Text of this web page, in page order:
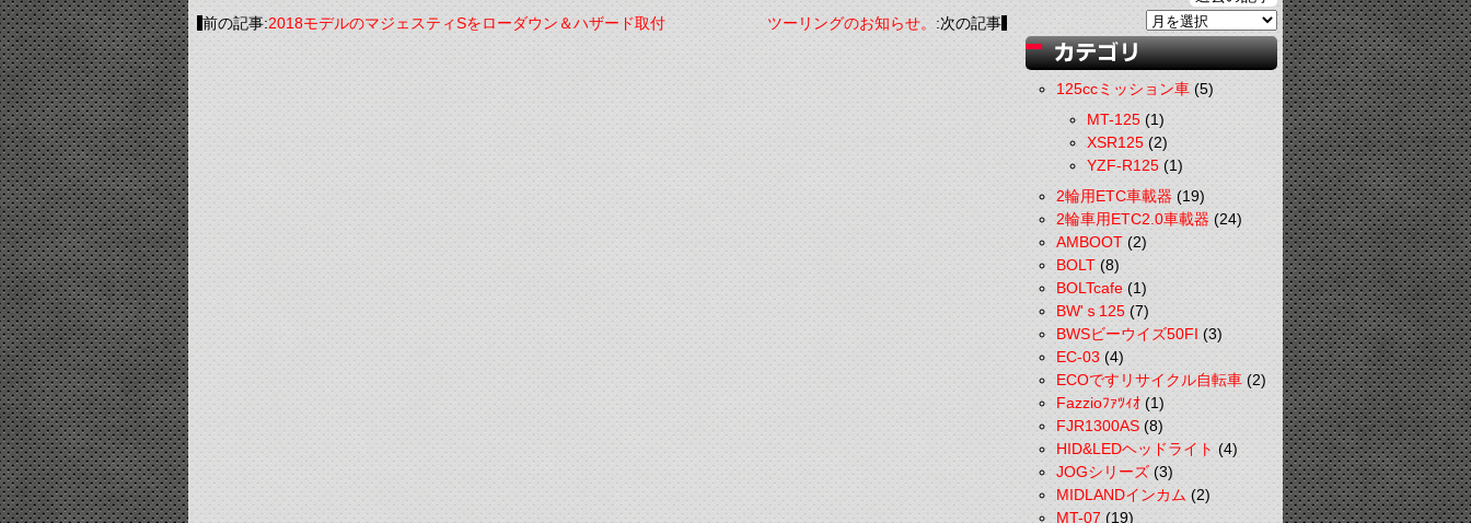
前の記事:2018モデルのマジェスティSをローダウン＆ハザード取付 ツーリングのお知らせ。:次の記事
125ccミッション車(5)
MT-125(1)
XSR125(2)
YZF-R125(1)
2輪用ETC車載器(19)
2輪車用ETC2.0車載器(24)
AMBOOT(2)
BOLT(8)
BOLTcafe(1)
BW'ｓ125(7)
BWSビーウイズ50FI(3)
EC-03(4)
ECOですリサイクル自転車(2)
Fazzioﾌｧﾂｨｵ(1)
FJR1300AS(8)
HID&LEDヘッドライト(4)
JOGシリーズ(3)
MIDLANDインカム(2)
MT-07(19)